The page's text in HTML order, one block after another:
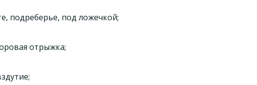
подреберье, под ложечкой;
отрыжка;